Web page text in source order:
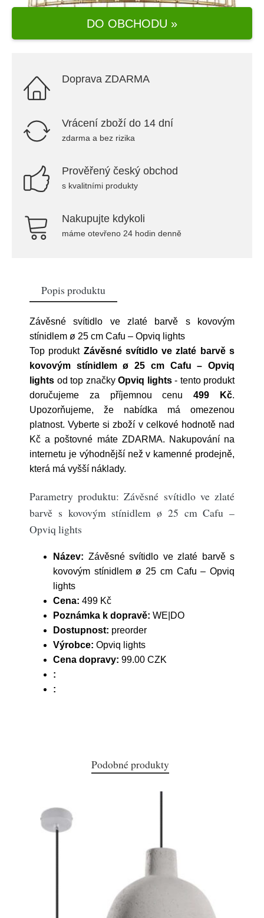
DO OBCHODU »
Doprava ZDARMA
Vrácení zboží do 14 dní
zdarma a bez rizika
Prověřený český obchod
s kvalitními produkty
Nakupujte kdykoli
máme otevřeno 24 hodin denně
Popis produktu
Závěsné svítidlo ve zlaté barvě s kovovým
stínidlem ø 25 cm Cafu – Opviq lights
Top produkt Závěsné svítidlo ve zlaté barvě s
kovovým stínidlem ø 25 cm Cafu – Opviq
lights od top značky Opviq lights- tento produkt
doručujeme za příjemnou cenu499 Kč.
Upozorňujeme, že nabídka má omezenou
platnost. Vyberte si zboží v celkové hodnotě nad
Kč a poštovné máte ZDARMA. Nakupování na
internetu je výhodnější než v kamenné prodejně,
která má vyšší náklady.
Parametry produktu: Závěsné svítidlo ve zlaté
barvě s kovovým stínidlem ø 25 cm Cafu –
Opviq lights
Název: Závěsné svítidlo ve zlaté barvě s
kovovým stínidlem ø 25 cm Cafu – Opviq
lights
Cena: 499 Kč
Poznámka k dopravě: WE|DO
Dostupnost: preorder
Výrobce: Opviq lights
Cena dopravy: 99.00 CZK
:
:
Podobné produkty